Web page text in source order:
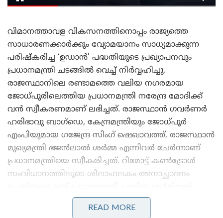
വിമാനത്താവള വികസനത്തിനൊപ്പം രാജ്യത്തെ
സാധാരണക്കാർക്കും വ്യോമയാനം സാധ്യമാക്കുന്ന
പരിഷ്കരിച്ച ‘ഉഡാൻ’ പദ്ധതിയുടെ പ്രഖ്യാപനവും
പ്രധാനമന്ത്രി ചടങ്ങിൽ വെച്ച് നിർവ്വഹിച്ചു.
രാജസ്ഥാനിലെ രണ്ടാമത്തെ വലിയ നഗരമായ
ജോധ്പൂരിലെത്തിയ പ്രധാനമന്ത്രി നരേന്ദ്ര മോദിക്ക്
വൻ സ്വീകരണമാണ് ലഭിച്ചത്. രാജസ്ഥാൻ ഗവർണർ
ഹരിഭാവു ബാഗ്ഡെ, കേന്ദ്രമന്ത്രിയും ജോധ്പൂർ
എംപിയുമായ ഗജേന്ദ്ര സിംഗ് ഷെഖാവത്ത്, രാജസ്ഥാൻ
മുഖ്യമന്ത്രി ഭജൻലാൽ ശർമ്മ എന്നിവർ ചേർന്നാണ്
പ്രധാനമന്ത്രിയെ സ്വീകരിച്ചത്. റിമോട്ട് കൺട്രോൾ
സംവിധാനത്തിലൂടെ ശിലാഫലകം അനാച്ഛാദനം
മന്ദിരം നാടിന് സമർപ്പിച്ചു. തുടർന്ന് അദ്ദേഹം പുതിയ
മന്ദിരത്തിനുള്ളിൽ കയറി സജ്ജീകരണങ്ങൾ
READ MORE